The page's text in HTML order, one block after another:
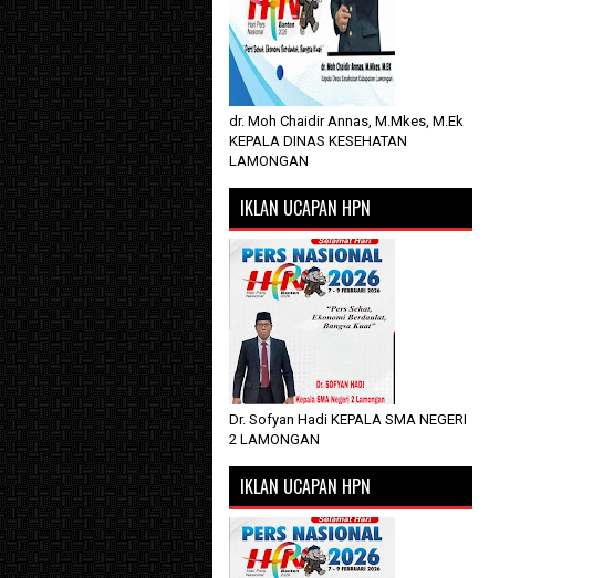
dr. Moh Chaidir Annas, M.Mkes, M.Ek
KEPALA DINAS KESEHATAN
LAMONGAN
IKLAN UCAPAN HPN
Dr. Sofyan Hadi KEPALA SMA NEGERI
2 LAMONGAN
IKLAN UCAPAN HPN